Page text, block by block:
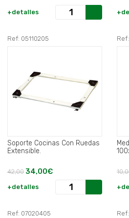
+detalles
Ref: 05110205
Soporte Cocinas Con Ruedas
Extensible.
42,00 34,00€
+detalles
Ref: 07020405